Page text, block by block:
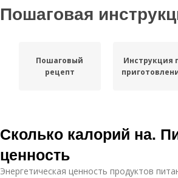
Пошаговая
Пошаговый
рецепт
Инструкция
Сколько калорий на.
ценность
Энергетическая ценность продуктов